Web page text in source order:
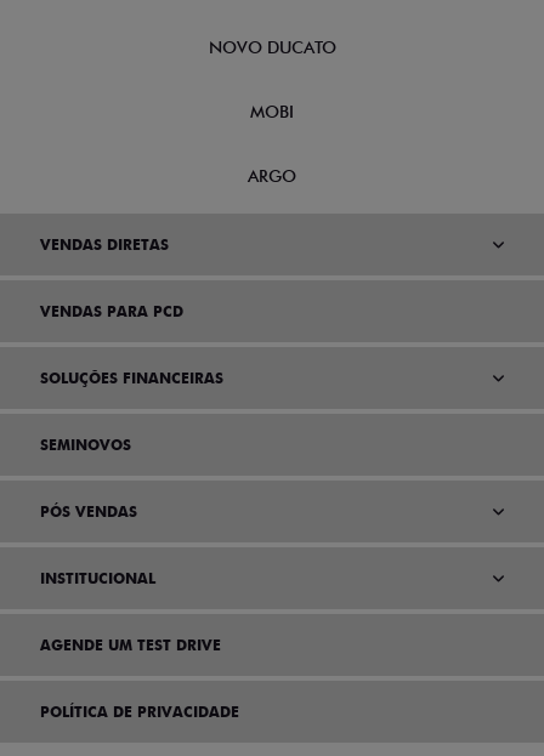
NOVO DUCATO
MOBI
ARGO
VENDAS DIRETAS
VENDAS PARA PCD
SOLUÇÕES FINANCEIRAS
SEMINOVOS
PÓS VENDAS
INSTITUCIONAL
AGENDE UM TEST DRIVE
POLÍTICA DE PRIVACIDADE